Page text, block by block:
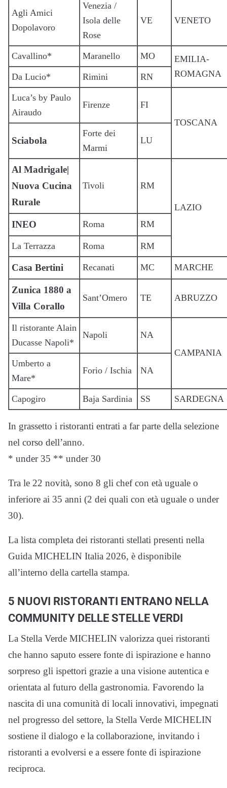
Agli Amici
Dopolavoro
Venezia /
Isola delle
Rose
VE VENETO
Cavallino* Maranello MO
EMILIA-
ROMAGNA
Da Lucio* Rimini RN
Luca’s by Paulo
Airaudo
Firenze
FI
TOSCANA
Sciabola
Forte dei
Marmi
LU
Al Madrigale|
Nuova Cucina
Rurale
Tivoli RM
LAZIO
INEO Roma RM
La Terrazza Roma RM
Casa Bertini Recanati MC MARCHE
Zunica 1880 a
Villa Corallo
Sant’Omero TE ABRUZZO
Il ristorante Alain
Ducasse Napoli*
Napoli
NA
CAMPANIA
Umberto a
Mare*
Forio / Ischia NA
Capogiro Baja Sardinia SS SARDEGNA
In grassetto i ristoranti entrati a far parte della selezione
nel corso dell’anno.
* under 35 ** under 30
Tra le 22 novità, sono 8 gli chef con età uguale o
inferiore ai 35 anni (2 dei quali con età uguale o under
30).
La lista completa dei ristoranti stellati presenti nella
Guida MICHELIN Italia 2026, è disponibile
all’interno della cartella stampa.
5 NUOVI RISTORANTI ENTRANO NELLA
COMMUNITY DELLE STELLE VERDI
La Stella Verde MICHELIN valorizza quei ristoranti
che hanno saputo essere fonte di ispirazione e hanno
sorpreso gli ispettori grazie a una visione autentica e
orientata al futuro della gastronomia. Favorendo la
nascita di una comunità di locali innovativi, impegnati
nel progresso del settore, la Stella Verde MICHELIN
sostiene il dialogo e la collaborazione, invitando i
ristoranti a evolversi e a essere fonte di ispirazione
reciproca.